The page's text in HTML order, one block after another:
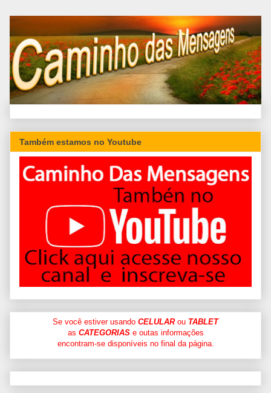
Também estamos no Youtube
Se você estiver usando CELULARou TABLET
as CATEGORIASe outas informações
encontram-se disponíveis no final da página.